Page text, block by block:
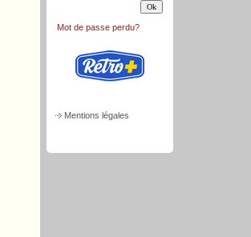
Mot de passe perdu?
Mentions légales